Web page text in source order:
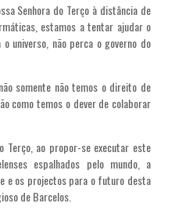
Senhora do Terço à distância de
estamos a tentar ajudar o
universo, não perca o governo do
somente não temos o direito de
como temos o dever de colaborar
Terço, ao propor-se executar este
espalhados pelo mundo, a
e os projectos para o futuro desta
de Barcelos.